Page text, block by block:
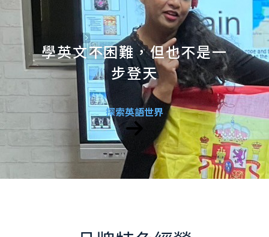
學英文不困難，但也不是一
步登天
探索英語世界